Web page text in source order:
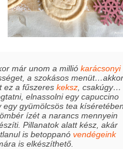
már unom a milliókarácsonyi
a szokásos menüt…akkor
ez a fűszereskeksz , csakúgy…
elnassolni egy capuccino
egy gyümölcsös tea kíséretében.
ízét a narancs mennyein
Pillanatok alatt kész, akár
is betoppanóvendégeink
is elkészíthető.